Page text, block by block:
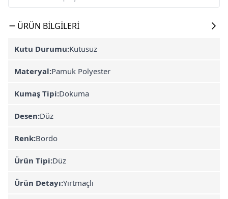
ÜRÜN BILGILERI
Kutu Durumu:Kutusuz
Materyal:Pamuk Polyester
Kumaş Tipi:Dokuma
Desen:Düz
Renk:Bordo
Ürün Tipi:Düz
Ürün Detayı:Yırtmaçlı